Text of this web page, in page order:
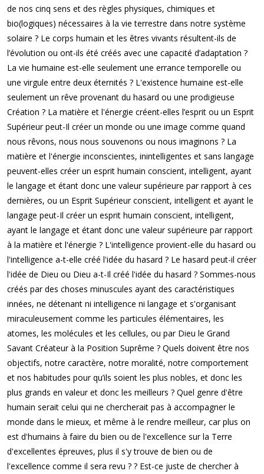
de nos cinq sens et des règles physiques, chimiques et
bio(logiques) nécessaires à la vie terrestre dans notre système
solaire ? Le corps humain et les êtres vivants résultent-ils de
l’évolution ou ont-ils été créés avec une capacité d’adaptation ?
La vie humaine est-elle seulement une errance temporelle ou
une virgule entre deux éternités ? L'existence humaine est-elle
seulement un rêve provenant du hasard ou une prodigieuse
Création ? La matière et l'énergie créent-elles l’esprit ou un Esprit
Supérieur peut-Il créer un monde ou une image comme quand
nous rêvons, nous nous souvenons ou nous imaginons ? La
matière et l'énergie inconscientes, inintelligentes et sans langage
peuvent-elles créer un esprit humain conscient, intelligent, ayant
le langage et étant donc une valeur supérieure par rapport à ces
dernières, ou un Esprit Supérieur conscient, intelligent et ayant le
langage peut-Il créer un esprit humain conscient, intelligent,
ayant le langage et étant donc une valeur supérieure par rapport
à la matière et l'énergie ? L'intelligence provient-elle du hasard ou
l'intelligence a-t-elle créé l'idée du hasard ? Le hasard peut-il créer
l'idée de Dieu ou Dieu a-t-Il créé l'idée du hasard ? Sommes-nous
créés par des choses minuscules ayant des caractéristiques
innées, ne détenant ni intelligence ni langage et s'organisant
miraculeusement comme les particules élémentaires, les
atomes, les molécules et les cellules, ou par Dieu le Grand
Savant Créateur à la Position Suprême ? Quels doivent être nos
objectifs, notre caractère, notre moralité, notre comportement
et nos habitudes pour qu’ils soient les plus nobles, et donc les
plus grands en valeur et donc les meilleurs ? Quel genre d'être
humain serait celui qui ne chercherait pas à accompagner le
monde dans le mieux, et même à le rendre meilleur, car plus on
est d'humains à faire du bien ou de l'excellence sur la Terre
d'excellentes épreuves, plus il s'y trouve de bien ou de
l'excellence comme il sera revu ? ? Est-ce juste de chercher à